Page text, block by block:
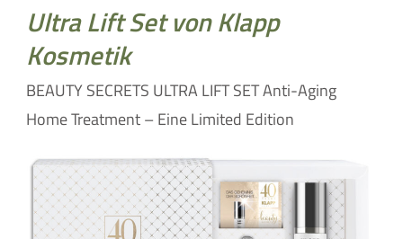
Ultra Lift Set von Klapp
Kosmetik
BEAUTY SECRETS ULTRA LIFT SET Anti-Aging
Home Treatment – Eine Limited Edition